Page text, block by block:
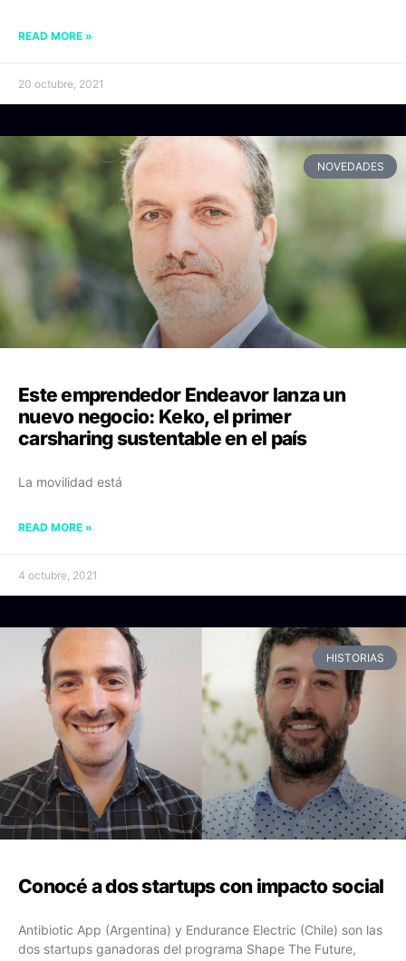
READ MORE »
20 octubre, 2021
NOVEDADES
Este emprendedor Endeavor lanza un
nuevo negocio: Keko, el primer
carsharing sustentable en el país
La movilidad está
READ MORE »
4 octubre, 2021
HISTORIAS
Conocé a dos startups con impacto social
Antibiotic App (Argentina) y Endurance Electric (Chile) son las
dos startups ganadoras del programa Shape The Future,